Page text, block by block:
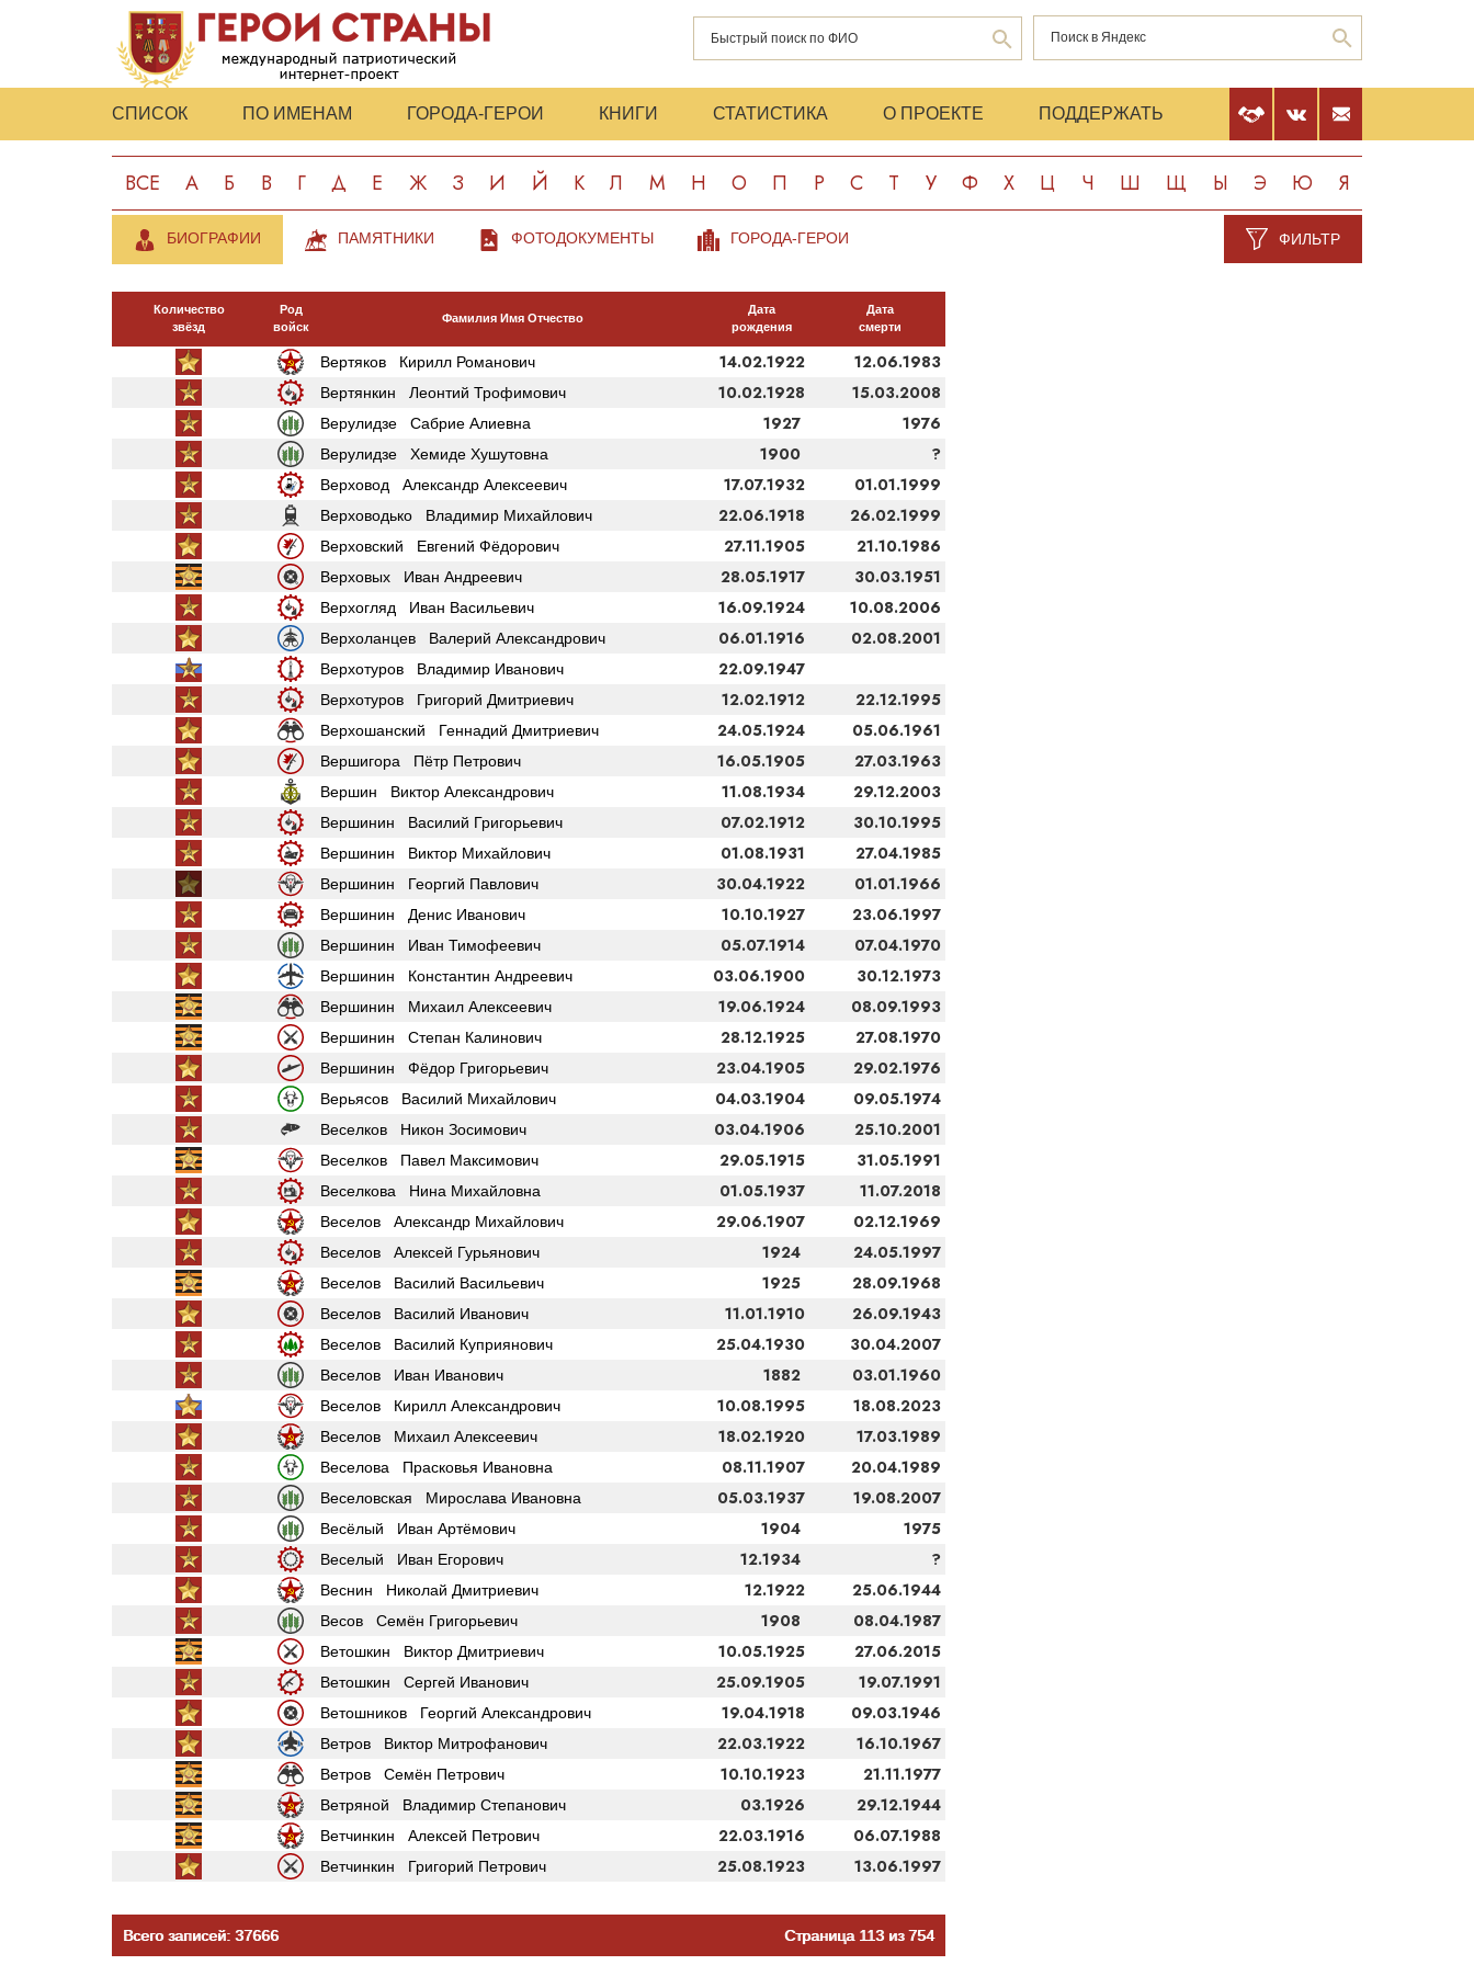
СПИСОК ПО ИМЕНАМ ГОРОДА-ГЕРОИ КНИГИ СТАТИСТИКА О ПРОЕКТЕ ПОДДЕРЖАТЬ
ВСЕ А Б В Г Д Е Ж З И Й К Л М Н О П Р С Т У Ф Х Ц Ч Ш Щ Ы Э Ю Я
БИОГРАФИИ ПАМЯТНИКИ ФОТОДОКУМЕНТЫ ГОРОДА-ГЕРОИ ФИЛЬТР
Количество
звёзд
Род
войск
Фамилия Имя Отчество
Дата
рождения
Дата
смерти
Вертяков Кирилл Романович 14.02.1922 12.06.1983
Вертянкин Леонтий Трофимович 10.02.1928 15.03.2008
Верулидзе Сабрие Алиевна 1927 1976
Верулидзе Хемиде Хушутовна 1900 ?
Верховод Александр Алексеевич 17.07.1932 01.01.1999
Верховодько Владимир Михайлович 22.06.1918 26.02.1999
Верховский Евгений Фёдорович 27.11.1905 21.10.1986
Верховых Иван Андреевич 28.05.1917 30.03.1951
Верхогляд Иван Васильевич 16.09.1924 10.08.2006
Верхоланцев Валерий Александрович 06.01.1916 02.08.2001
Верхотуров Владимир Иванович 22.09.1947
Верхотуров Григорий Дмитриевич 12.02.1912 22.12.1995
Верхошанский Геннадий Дмитриевич 24.05.1924 05.06.1961
Вершигора Пётр Петрович 16.05.1905 27.03.1963
Вершин Виктор Александрович 11.08.1934 29.12.2003
Вершинин Василий Григорьевич 07.02.1912 30.10.1995
Вершинин Виктор Михайлович 01.08.1931 27.04.1985
Вершинин Георгий Павлович 30.04.1922 01.01.1966
Вершинин Денис Иванович 10.10.1927 23.06.1997
Вершинин Иван Тимофеевич 05.07.1914 07.04.1970
Вершинин Константин Андреевич 03.06.1900 30.12.1973
Вершинин Михаил Алексеевич 19.06.1924 08.09.1993
Вершинин Степан Калинович 28.12.1925 27.08.1970
Вершинин Фёдор Григорьевич 23.04.1905 29.02.1976
Верьясов Василий Михайлович 04.03.1904 09.05.1974
Веселков Никон Зосимович 03.04.1906 25.10.2001
Веселков Павел Максимович 29.05.1915 31.05.1991
Веселкова Нина Михайловна 01.05.1937 11.07.2018
Веселов Александр Михайлович 29.06.1907 02.12.1969
Веселов Алексей Гурьянович 1924 24.05.1997
Веселов Василий Васильевич 1925 28.09.1968
Веселов Василий Иванович 11.01.1910 26.09.1943
Веселов Василий Куприянович 25.04.1930 30.04.2007
Веселов Иван Иванович 1882 03.01.1960
Веселов Кирилл Александрович 10.08.1995 18.08.2023
Веселов Михаил Алексеевич 18.02.1920 17.03.1989
Веселова Прасковья Ивановна 08.11.1907 20.04.1989
Веселовская Мирослава Ивановна 05.03.1937 19.08.2007
Весёлый Иван Артёмович 1904 1975
Веселый Иван Егорович 12.1934 ?
Веснин Николай Дмитриевич 12.1922 25.06.1944
Весов Семён Григорьевич 1908 08.04.1987
Ветошкин Виктор Дмитриевич 10.05.1925 27.06.2015
Ветошкин Сергей Иванович 25.09.1905 19.07.1991
Ветошников Георгий Александрович 19.04.1918 09.03.1946
Ветров Виктор Митрофанович 22.03.1922 16.10.1967
Ветров Семён Петрович 10.10.1923 21.11.1977
Ветряной Владимир Степанович 03.1926 29.12.1944
Ветчинкин Алексей Петрович 22.03.1916 06.07.1988
Ветчинкин Григорий Петрович 25.08.1923 13.06.1997
Всего записей: 37666 Страница 113 из 754